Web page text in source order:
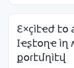
Ɛ×çìէҽժ
Ӏҽʂէօղҽ
քօɾէմղìէվ